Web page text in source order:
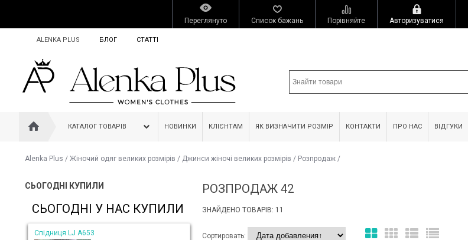
Переглянуто Список бажань Порівняйте Авторизуватися
ALENKA PLUS БЛОГ СТАТТІ
КАТАЛОГ ТОВАРІВ НОВИНКИ КЛІЄНТАМ ЯК ВИЗНАЧИТИ РОЗМІР КОНТАКТИ ПРО НАС ВІДГУКИ
Alenka Plus / Жіночий одяг великих розмірів / Джинси жіночі великих розмірів / Розпродаж /
СЬОГОДНІ КУПИЛИ
СЬОГОДНІ У НАС КУПИЛИ
Спідниця LJ A653
РОЗПРОДАЖ 42
ЗНАЙДЕНО ТОВАРІВ: 11
Сортировать: